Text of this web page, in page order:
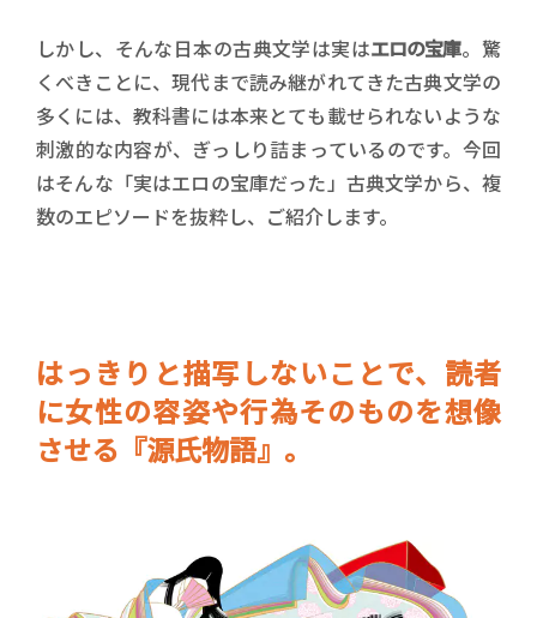
しかし、そんな日本の古典文学は実はエロの宝庫。驚
くべきことに、現代まで読み継がれてきた古典文学の
多くには、教科書には本来とても載せられないような
刺激的な内容が、ぎっしり詰まっているのです。今回
はそんな「実はエロの宝庫だった」古典文学から、複
数のエピソードを抜粋し、ご紹介します。
はっきりと描写しないことで、読者
に女性の容姿や行為そのものを想像
させる『源氏物語』。